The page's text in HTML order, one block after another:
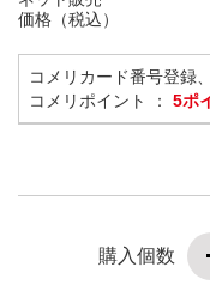
価格（税込）
コメリカード番号登録
コメリポイント ： 5ポ
購入個数